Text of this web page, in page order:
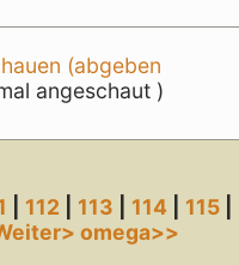
(abgeben
angeschaut )
112 113 114 115|
omega>>